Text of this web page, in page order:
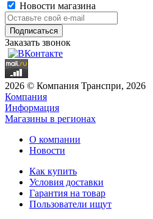
Новости магазина
Заказать звонок
2026 © Компания Транспри, 2026
Компания
Информация
Магазины в регионах
О компании
Новости
Как купить
Условия доставки
Гарантия на товар
Пользователи ищут